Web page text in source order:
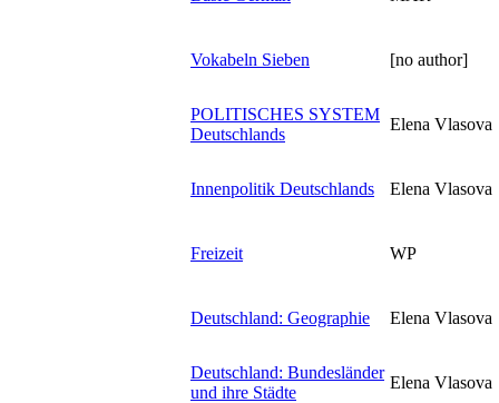
Vokabeln Sieben [no author]
POLITISCHES SYSTEM
Deutschlands
Elena Vlasova
Innenpolitik Deutschlands Elena Vlasova
Freizeit WP
Deutschland: Geographie Elena Vlasova
Deutschland: Bundesländer
und ihre Städte
Elena Vlasova